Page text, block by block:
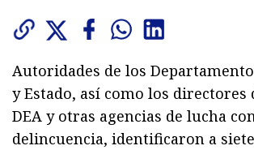
Autoridades de los
y Estado, así como los directores
DEA y otras agencias de lucha
delincuencia, identificaron a